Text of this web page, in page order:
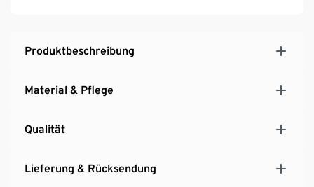
Produktbeschreibung
Material & Pflege
Qualität
Lieferung & Rücksendung